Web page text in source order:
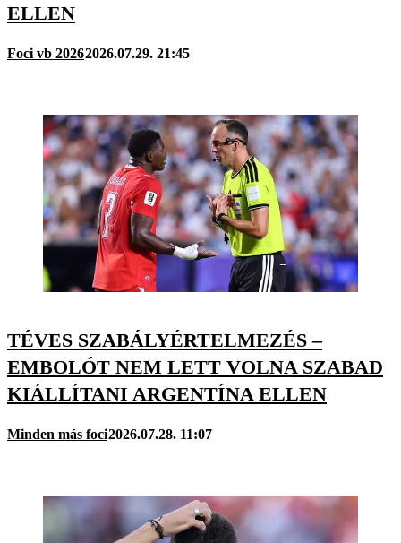
ELLEN
Foci vb 20262026.07.29. 21:45
TÉVES SZABÁLYÉRTELMEZÉS –
EMBOLÓT NEM LETT VOLNA SZABAD
KIÁLLÍTANI ARGENTÍNA ELLEN
Minden más foci2026.07.28. 11:07